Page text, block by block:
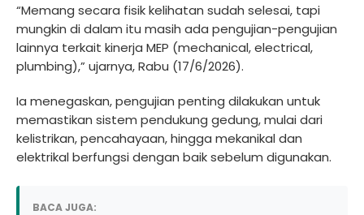
“Memang secara fisik kelihatan sudah selesai, tapi
mungkin di dalam itu masih ada pengujian-pengujian
lainnya terkait kinerja MEP (mechanical, electrical,
plumbing),” ujarnya, Rabu (17/6/2026).
Ia menegaskan, pengujian penting dilakukan untuk
memastikan sistem pendukung gedung, mulai dari
kelistrikan, pencahayaan, hingga mekanikal dan
elektrikal berfungsi dengan baik sebelum digunakan.
BACA JUGA: